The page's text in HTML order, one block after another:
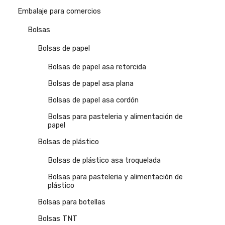
Embalaje para comercios
Bolsas
Bolsas de papel
Bolsas de papel asa retorcida
Bolsas de papel asa plana
Bolsas de papel asa cordón
Bolsas para pasteleria y alimentación de
papel
Bolsas de plástico
Bolsas de plástico asa troquelada
Bolsas para pasteleria y alimentación de
plástico
Bolsas para botellas
Bolsas TNT